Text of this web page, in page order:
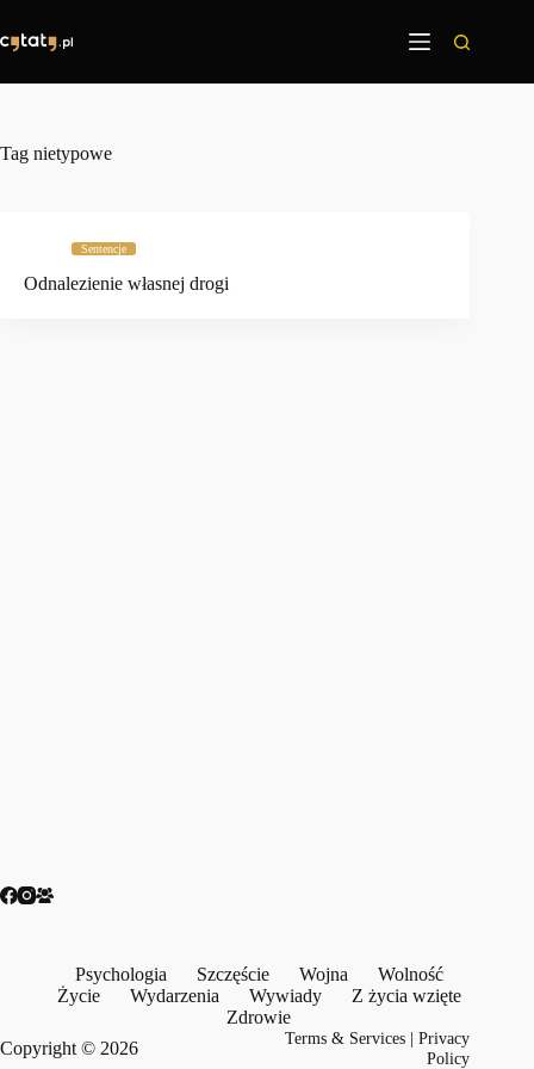
treści
Tag nietypowe
Sentencje
Odnalezienie własnej drogi
Psychologia Szczęście Wojna
Wolność
Życie
Wydarzenia Wywiady
Z życia wzięte
Zdrowie
Copyright © 2026
Terms & Services |Privacy
Policy